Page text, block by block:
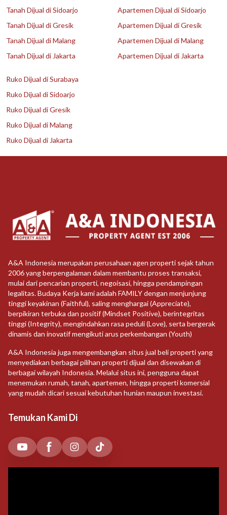
Tanah Dijual di Sidoarjo
Tanah Dijual di Gresik
Tanah Dijual di Malang
Tanah Dijual di Jakarta
Apartemen Dijual di Sidoarjo
Apartemen Dijual di Gresik
Apartemen Dijual di Malang
Apartemen Dijual di Jakarta
Ruko Dijual di Surabaya
Ruko Dijual di Sidoarjo
Ruko Dijual di Gresik
Ruko Dijual di Malang
Ruko Dijual di Jakarta
A&A Indonesia merupakan perusahaan agen properti sejak tahun
2006 yang berpengalaman dalam membantu proses transaksi,
mulai dari pencarian properti, negoisasi, hingga pendampingan
legalitas. Budaya Kerja kami adalah FAMILY dengan menjunjung
tinggi keyakinan (Faithful), saling menghargai (Appreciate),
berpikiran terbuka dan positif (Mindset Positive), berintegritas
tinggi (Integrity), mengindahkan rasa peduli (Love), serta bergerak
dinamis dan inovatif mengikuti arus perkembangan (Youth)
A&A Indonesia juga mengembangkan situs jual beli properti yang
menyediakan berbagai pilihan properti dijual dan disewakan di
berbagai wilayah Indonesia. Melalui situs ini, pengguna dapat
menemukan rumah, tanah, apartemen, hingga properti komersial
yang mudah dicari sesuai kebutuhan hunian maupun investasi.
Temukan Kami Di